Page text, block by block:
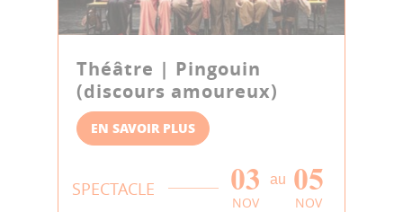
Théâtre | Pingouin
(discours amoureux)
EN SAVOIR PLUS
SPECTACLE 03
NOV
au 05
NOV